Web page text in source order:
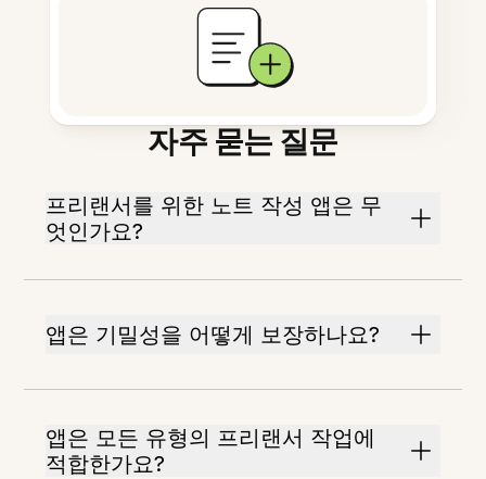
자주 묻는 질문
프리랜서를 위한 노트 작성 앱은 무
엇인가요?
앱은 기밀성을 어떻게 보장하나요?
앱은 모든 유형의 프리랜서 작업에
적합한가요?